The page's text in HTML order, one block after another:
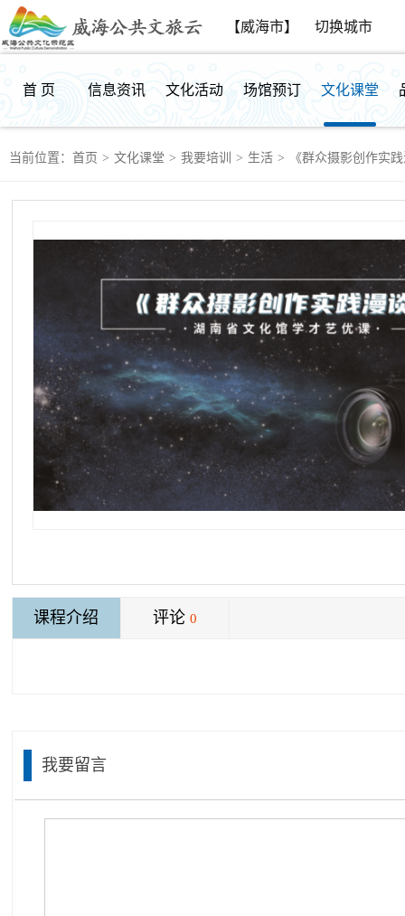
【威海市】 切换城市
首 页 信息资讯 文化活动 场馆预订 文化课堂
群众反馈
当前位置： 首页 > 文化课堂 > 我要培训 > 生活 > 《群众摄影创作实
课程介绍 评论 0
我要留言